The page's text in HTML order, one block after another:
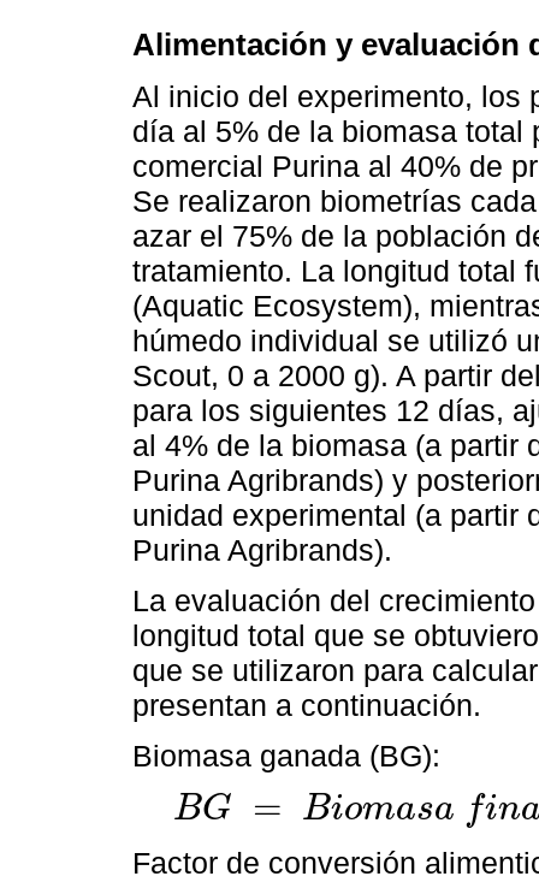
Alimentación y evaluación
Al inicio del experimento, los
día al 5% de la biomasa total
comercial Purina al 40% de
Se realizaron biometrías
azar el 75% de la población
tratamiento. La longitud total
(Aquatic Ecosystem),
húmedo individual se utilizó
Scout, 0 a 2000 g). A partir
para los siguientes 12 días,
al 4% de la biomasa (a partir
Purina Agribrands) y
unidad experimental (a partir
Purina Agribrands).
La evaluación del
longitud total que se
que se utilizaron para
presentan a continuación.
Biomasa ganada (BG):
BG = Biomasa fin
BG = Bi asa nal ( g) - B o masa i nic l g)
Factor de conversión